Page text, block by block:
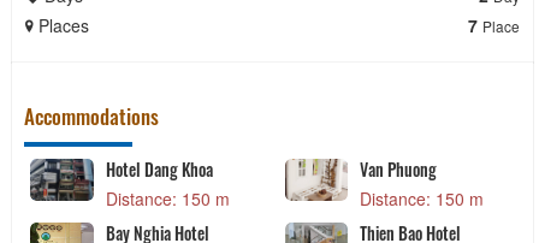
Places 7 Place
Accommodations
Hotel Dang Khoa
Distance: 150 m
Van Phuong
Distance: 150 m
Bay Nghia Hotel Thien Bao Hotel